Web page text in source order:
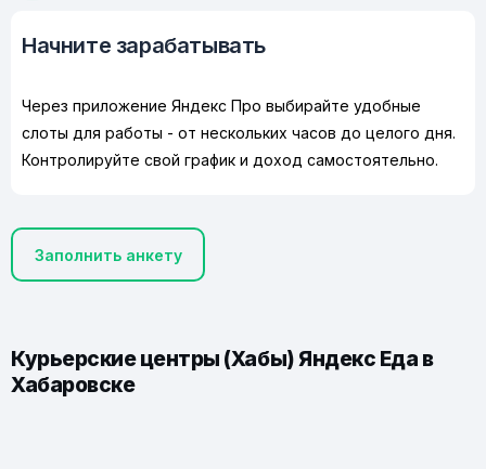
Начните зарабатывать
Через приложение Яндекс Про выбирайте удобные
слоты для работы - от нескольких часов до целого дня.
Контролируйте свой график и доход самостоятельно.
Заполнить анкету
Курьерские центры (Хабы) Яндекс Еда в
Хабаровске